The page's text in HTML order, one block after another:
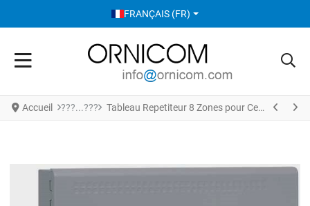
SÉLECTIONNEZ VOTRE LANGUE
FRANÇAIS (FR)
Accueil Tableau Repetiteur 8 Zones pour Centrale Detection Incendie SIGMA CP-R E01080L2